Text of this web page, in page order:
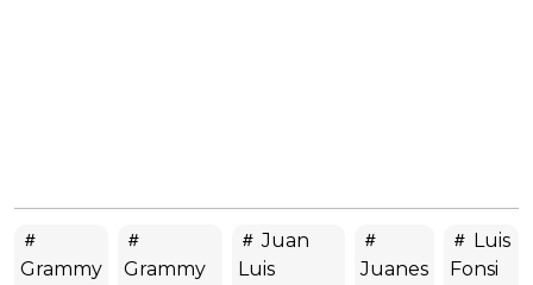
Grammy
Grammy
Juan
Luis
Juanes
Luis
Fonsi